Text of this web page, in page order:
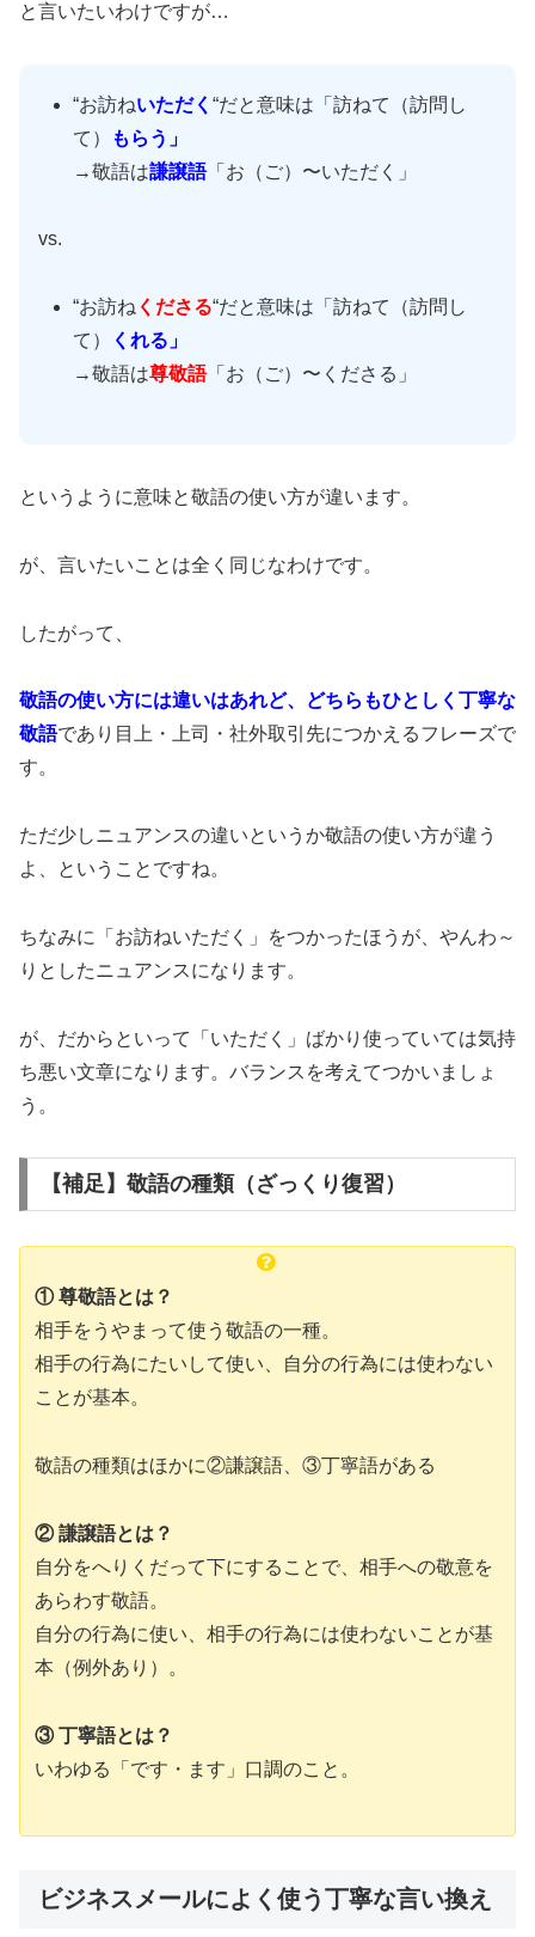
と言いたいわけですが…
“お訪ねいただく“だと意味は「訪ねて（訪問し
て）
もらう」
→敬語は謙譲語「お（ご）〜いただく」
vs.
“お訪ね くださる“だと意味は「訪ねて（訪問し
て）
くれる」
→敬語は尊敬語「お（ご）〜くださる」
というように意味と敬語の使い方が違います。
が、言いたいことは全く同じなわけです。
したがって、
敬語の使い方には違いはあれど、どちらもひとしく丁寧な
敬語であり目上・上司・社外取引先につかえるフレーズで
す。
ただ少しニュアンスの違いというか敬語の使い方が違う
よ、ということですね。
ちなみに「お訪ねいただく」をつかったほうが、やんわ～
りとしたニュアンスになります。
が、だからといって「いただく」ばかり使っていては気持
ち悪い文章になります。バランスを考えてつかいましょ
う。
【補足】敬語の種類（ざっくり復習）
① 尊敬語とは？
相手をうやまって使う敬語の一種。
相手の行為にたいして使い、自分の行為には使わない
ことが基本。
敬語の種類はほかに②謙譲語、③丁寧語がある
② 謙譲語とは？
自分をへりくだって下にすることで、相手への敬意を
あらわす敬語。
自分の行為に使い、相手の行為には使わないことが基
本（例外あり）。
③ 丁寧語とは？
いわゆる「です・ます」口調のこと。
ビジネスメールによく使う丁寧な言い換え